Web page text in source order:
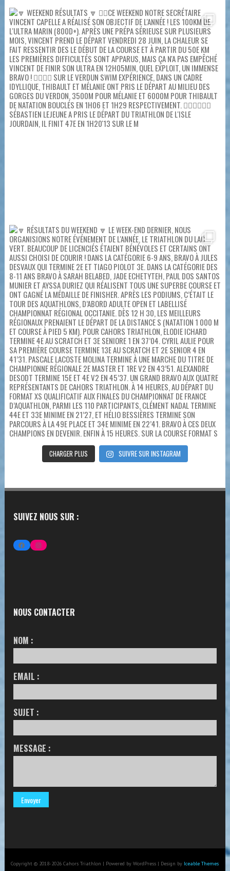
CHARGER PLUS SUIVRE SUR INSTAGRAM
SUIVEZ NOUS SUR :
FACEBOOKINSTAGRAM
NOUS CONTACTER
NOM :
EMAIL :
SUJET :
MESSAGE :
Copyright © 2018-2026 Cahors Triathlon | Powered by WordPress | Design by Iceable Themes